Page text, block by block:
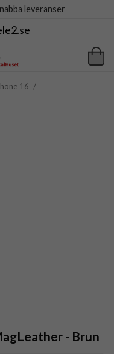
leveranser
16 /
- Brun